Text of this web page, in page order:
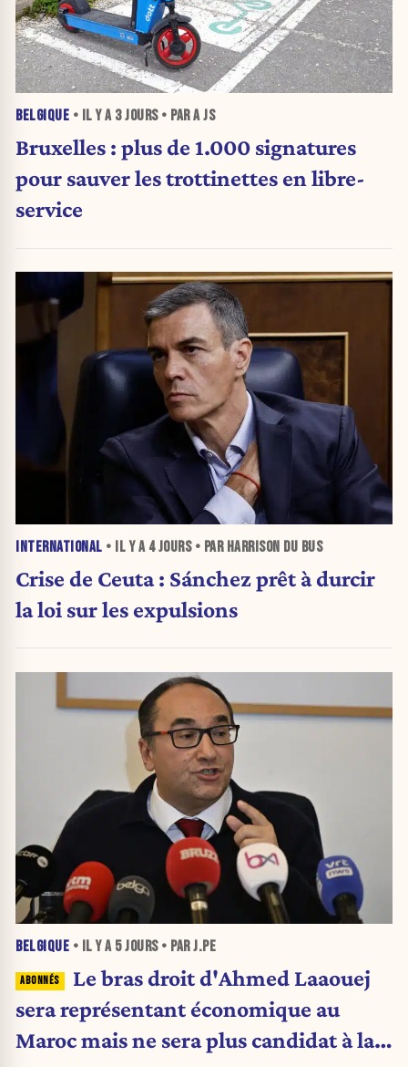
BELGIQUE • IL Y A 3 JOURS• PAR A JS
Bruxelles : plus de 1.000 signatures
pour sauver les trottinettes en libre-
service
INTERNATIONAL • IL Y A 4 JOURS• PAR HARRISON DU BUS
Crise de Ceuta : Sánchez prêt à durcir
la loi sur les expulsions
BELGIQUE • IL Y A 5 JOURS• PAR J.PE
Le bras droit d'Ahmed Laaouej
sera représentant économique au
Maroc mais ne sera plus candidat à la